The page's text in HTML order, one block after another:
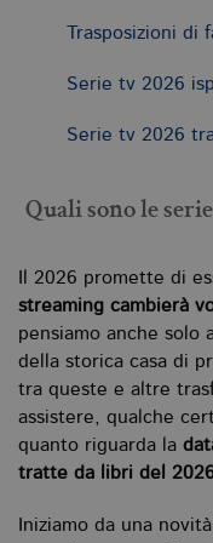
Trasposizioni di
Serie tv 2026
Serie tv 2026
Quali sono le
Il 2026 promette di
streaming cambierà
pensiamo anche solo
della storica casa di
tra queste e altre
assistere, qualche
quanto riguarda la
tratte da libri del
Iniziamo da una